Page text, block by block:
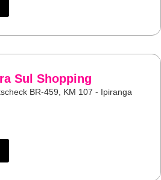
Sul Shopping
BR-459, KM 107 - Ipiranga